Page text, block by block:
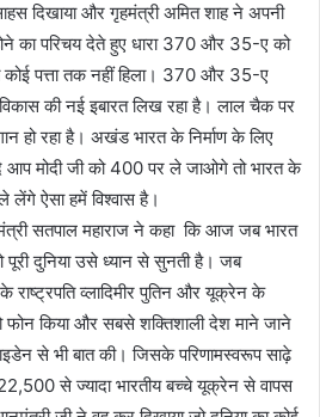
दिखाया और गृहमंत्री अमित शाह ने अपनी
का परिचय देते हुए धारा 370 और 35-ए को
पत्ता तक नहीं हिला। 370 और 35-ए
की नई इबारत लिख रहा है। लाल चैक पर
हो रहा है। अखंड भारत के निर्माण के लिए
आप मोदी जी को 400 पर ले जाओगे तो भारत के
लेंगे ऐसा हमें विश्वास है।
सतपाल महाराज ने कहा कि आज जब भारत
पूरी दुनिया उसे ध्यान से सुनती है। जब
राष्ट्रपति व्लादिमीर पुतिन और यूक्रेन के
फोन किया और सबसे शक्तिशाली देश माने जाने
से भी बात की। जिसके परिणामस्वरूप साढ़े
से ज्यादा भारतीय बच्चे यूक्रेन से वापस